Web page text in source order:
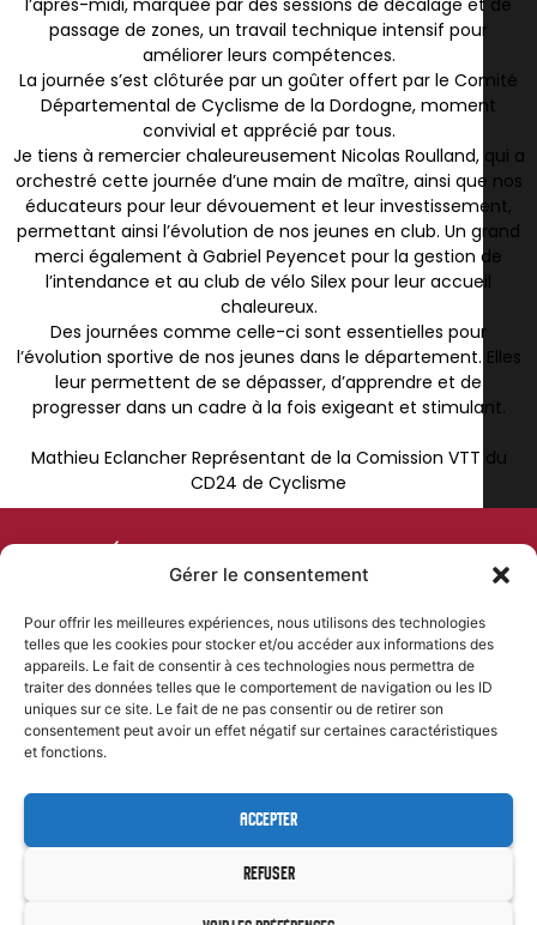
Gérer le consentement
Pour offrir les meilleures expériences, nous utilisons des technologies
telles que les cookies pour stocker et/ou accéder aux informations des
appareils. Le fait de consentir à ces technologies nous permettra de
traiter des données telles que le comportement de navigation ou les ID
uniques sur ce site. Le fait de ne pas consentir ou de retirer son
consentement peut avoir un effet négatif sur certaines caractéristiques
et fonctions.
ACCEPTER
REFUSER
l’après-midi, marquée par des sessions de décalage et de
passage de zones, un travail technique intensif pour
améliorer leurs compétences.
La journée s’est clôturée par un goûter offert par le Comité
Départemental de Cyclisme de la Dordogne, moment
convivial et apprécié par tous.
Je tiens à remercier chaleureusement Nicolas Roulland, qui a
orchestré cette journée d’une main de maître, ainsi que nos
éducateurs pour leur dévouement et leur investissement,
permettant ainsi l’évolution de nos jeunes en club. Un grand
merci également à Gabriel Peyencet pour la gestion de
l’intendance et au club de vélo Silex pour leur accueil
chaleureux.
Des journées comme celle-ci sont essentielles pour
l’évolution sportive de nos jeunes dans le département. Elles
leur permettent de se dépasser, d’apprendre et de
progresser dans un cadre à la fois exigeant et stimulant.
Mathieu Eclancher Représentant de la Comission VTT du
CD24 de Cyclisme
COMITÉ DEPARTEMENTAL
PLAN DU SITE
Accueil
Comité departemental
Formations
NOS COORDONNÉES
46 Rue Kleber, 24000 Périgueux
contact@comite-
departemental-dordogne-
SUIVEZ-NOUS